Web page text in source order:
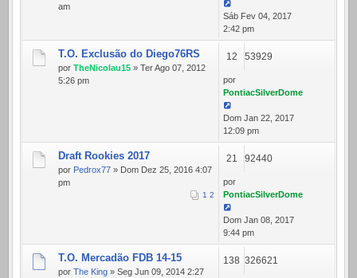
am
Sáb Fev 04, 2017
2:42 pm
T.O. Exclusão do Diego76RS
por TheNicolau15 » Ter Ago 07, 2012
5:26 pm
12 53929
por
PontiacSilverDome
Dom Jan 22, 2017
12:09 pm
Draft Rookies 2017
por Pedrox77 » Dom Dez 25, 2016 4:07
pm
1 2
21 92440
por
PontiacSilverDome
Dom Jan 08, 2017
9:44 pm
T.O. Mercadão FDB 14-15
por The King » Seg Jun 09, 2014 2:27
138 326621